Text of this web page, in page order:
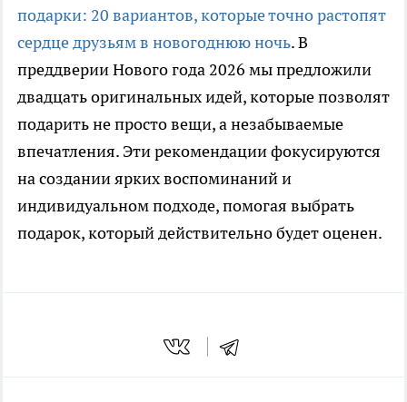
подарки: 20 вариантов, которые точно растопят
сердце друзьям в новогоднюю ночь. В
преддверии Нового года 2026 мы предложили
двадцать оригинальных идей, которые позволят
подарить не просто вещи, а незабываемые
впечатления. Эти рекомендации фокусируются
на создании ярких воспоминаний и
индивидуальном подходе, помогая выбрать
подарок, который действительно будет оценен.